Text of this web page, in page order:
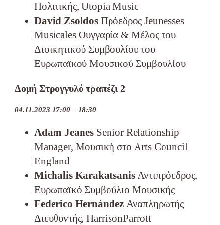
Πολιτικής, Utopia Music
David Zsoldos Πρόεδρος Jeunesses
Musicales Ουγγαρία & Μέλος του
Διοικητικού Συμβουλίου του
Ευρωπαϊκού Μουσικού Συμβουλίου
Δομή Στρογγυλό τραπέζι 2
04.11.2023 17:00 – 18:30
Adam Jeanes Senior Relationship
Manager, Μουσική στο Arts Council
England
Michalis Karakatsanis Αντιπρόεδρος,
Ευρωπαϊκό Συμβούλιο Μουσικής
Federico Hernández Αναπληρωτής
Διευθυντής, HarrisonParrott